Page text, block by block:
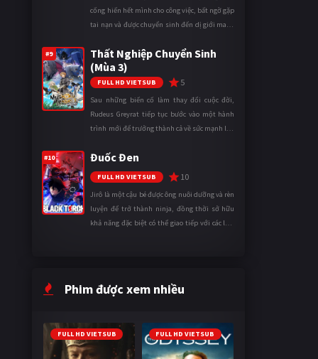
cống hiến hết mình cho công việc, bất ngờ gặp
tai nạn và được chuyển sinh đến dị giới mang
thành một mạo hiểm gi ...
#9
Thất Nghiệp Chuyển Sinh
(Mùa 3)
FULL HD VIETSUB 5
Sau những biến cố làm thay đổi cuộc đời,
Rudeus Greyrat tiếp tục bước vào một hành
trình mới để trưởng thành cả về sức mạnh lẫn
ngày càng khắc nghiệt, anh ...
#10 Đuốc Đen
FULL HD VIETSUB 10
Jirô là một cậu bé được ông nuôi dưỡng và rèn
luyện để trở thành ninja, đồng thời sở hữu
khả năng đặc biệt có thể giao tiếp với các loài
Phim được xem nhiều
FULL HD VIETSUB FULL HD VIETSUB